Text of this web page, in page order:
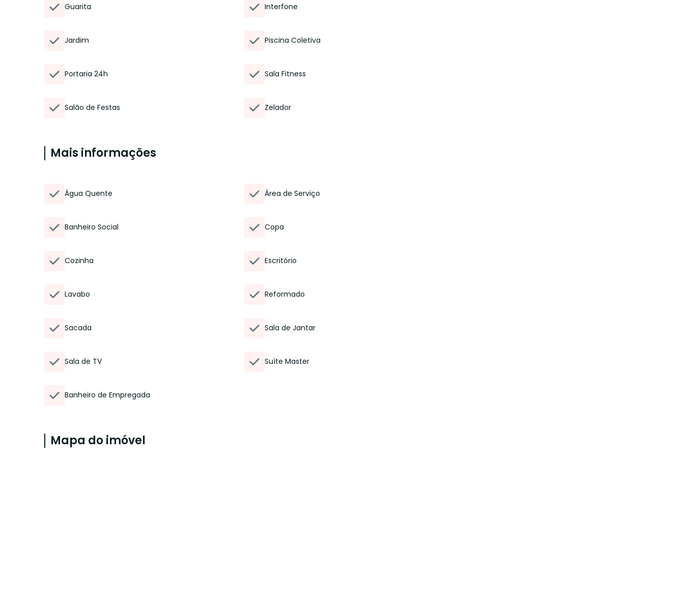
Guarita Interfone
Jardim Piscina Coletiva
Portaria 24h Sala Fitness
Salão de Festas Zelador
Mais informações
Água Quente Área de Serviço
Banheiro Social Copa
Cozinha Escritório
Lavabo Reformado
Sacada Sala de Jantar
Sala de TV Suíte Master
Banheiro de Empregada
Mapa do imóvel